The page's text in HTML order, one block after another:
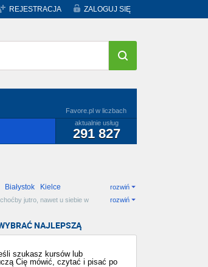
REJESTRACJA ZALOGUJ SIĘ
Favore.pl w liczbach
aktualnie usług
291 827
Białystok
Kielce
rozwiń
jutro, nawet u siebie w
rozwiń
NAJLEPSZĄ
szukasz kursów lub
Cię mówić, czytać i pisać po